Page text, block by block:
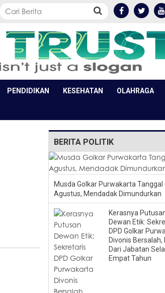
PENDIDIKAN KESEHATAN OLAHRAGA
BERITA POLITIK
Musda Golkar Purwakarta Tanggal
Agustus, Mendadak Dimundurkan
Kerasnya
Dewan Etik:
DPD Golkar
Divonis Bersalah,
Dari Jabatan
Empat Tahun